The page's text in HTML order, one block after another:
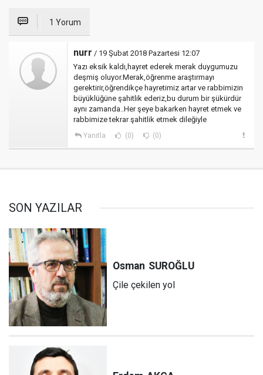
1 Yorum
nurr / 19 Şubat 2018 Pazartesi 12:07
Yazı eksik kaldı,hayret ederek merak duygumuzu
deşmiş oluyor.Merak,öğrenme araştırmayı
gerektirir,öğrendikçe hayretimiz artar ve rabbimizin
büyüklüğüne şahitlik ederiz,bu durum bir şükürdür
aynı zamanda..Her şeye bakarken hayret etmek ve
rabbimize tekrar şahitlik etmek dileğiyle
Yanıtla (0) (0)
SON YAZILAR
Osman SUROĞLU
Çile çekilen yol